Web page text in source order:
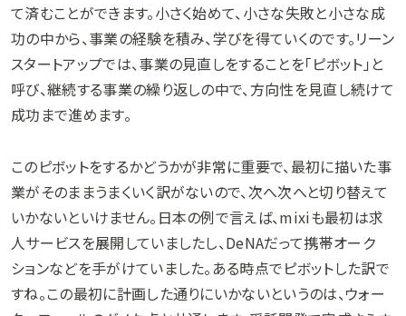
て済むことができます。小さく始めて、小さな失敗と小さな成
功の中から、事業の経験を積み、学びを得ていくのです。リーン
スタートアップでは、事業の見直しをすることを「ピボット」と
呼び、継続する事業の繰り返しの中で、方向性を見直し続けて
成功まで進めます。
このピボットをするかどうかが非常に重要で、最初に描いた事
業がそのままうまくいく訳がないので、次へ次へと切り替えて
いかないといけません。日本の例で言えば、mixiも最初は求
人サービスを展開していましたし、DeNAだって携帯オーク
ションなどを手がけていました。ある時点でピボットした訳で
すね。この最初に計画した通りにいかないというのは、ウォー